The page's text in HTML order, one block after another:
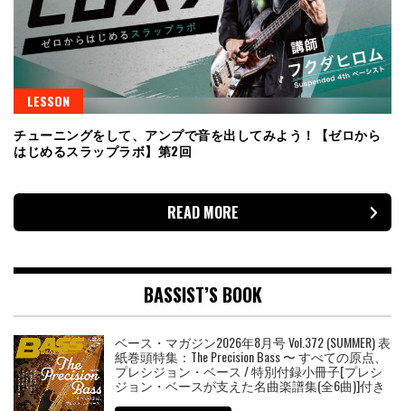
LESSON
チューニングをして、アンプで音を出してみよう！【ゼロから
はじめるスラップラボ】第2回
READ MORE
BASSIST’S BOOK
ベース・マガジン2026年8月号 Vol.372 (SUMMER) 表
紙巻頭特集：The Precision Bass 〜 すべての原点、
プレシジョン・ベース / 特別付録小冊子[プレシ
ジョン・ベースが支えた名曲楽譜集(全6曲)]付き